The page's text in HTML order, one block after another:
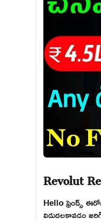
Revolut
Hello ఫ్రెండ్స్
విడుదలకావడం